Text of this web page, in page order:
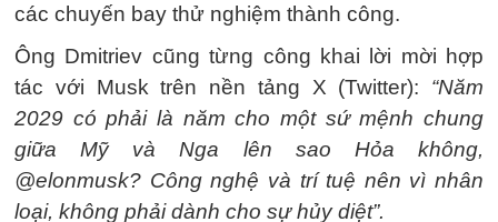
các chuyến bay thử nghiệm thành công.
Ông Dmitriev cũng từng công khai lời mời hợp
tác với Musk trên nền tảng X (Twitter): “Năm
2029 có phải là năm cho một sứ mệnh chung
giữa Mỹ và Nga lên sao Hỏa không,
@elonmusk? Công nghệ và trí tuệ nên vì nhân
loại, không phải dành cho sự hủy diệt”.